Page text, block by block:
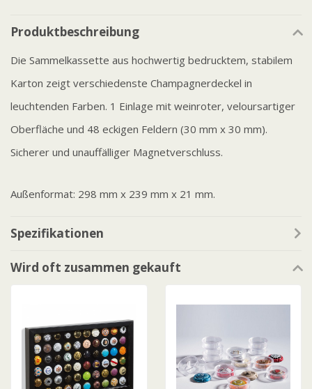
Produktbeschreibung
Die Sammelkassette aus hochwertig bedrucktem, stabilem
Karton zeigt verschiedenste Champagnerdeckel in
leuchtenden Farben. 1 Einlage mit weinroter, veloursartiger
Oberfläche und 48 eckigen Feldern (30 mm x 30 mm).
Sicherer und unauffälliger Magnetverschluss.
Außenformat: 298 mm x 239 mm x 21 mm.
Spezifikationen
Wird oft zusammen gekauft